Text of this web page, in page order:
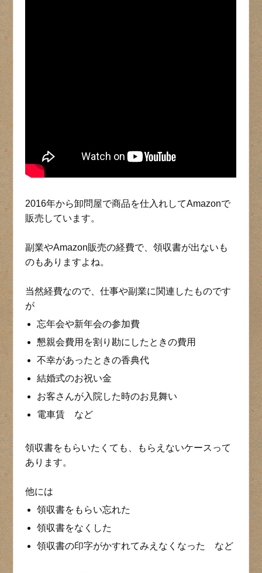
2016年から卸問屋で商品を仕入れしてAmazonで
販売しています。
副業やAmazon販売の経費で、領収書が出ないも
のもありますよね。
当然経費なので、仕事や副業に関連したものです
が
忘年会や新年会の参加費
懇親会費用を割り勘にしたときの費用
不幸があったときの香典代
結婚式のお祝い金
お客さんが入院した時のお見舞い
電車賃 など
領収書をもらいたくても、もらえないケースって
あります。
他には
領収書をもらい忘れた
領収書をなくした
領収書の印字がかすれてみえなくなった など